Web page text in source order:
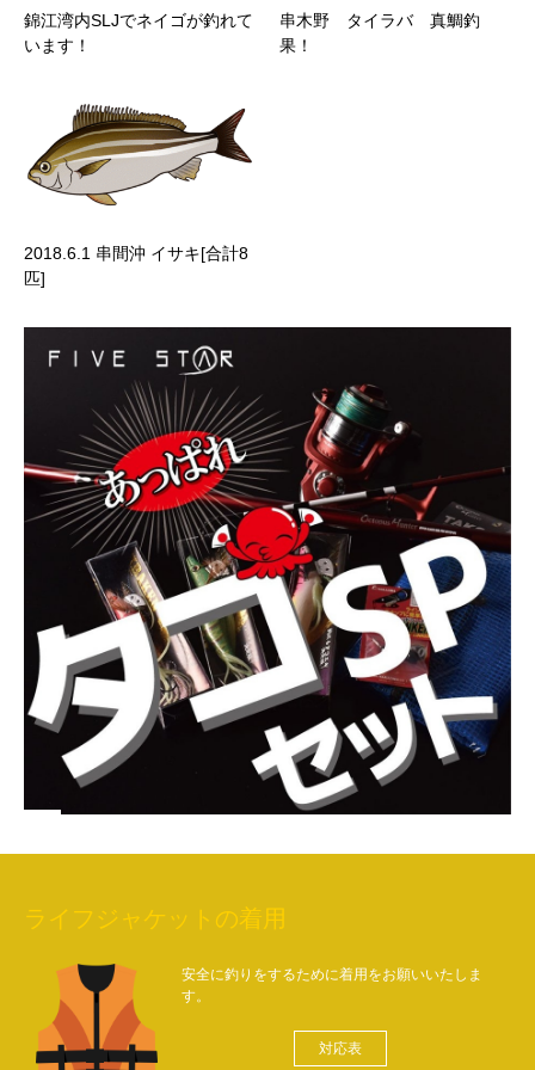
錦江湾内SLJでネイゴが釣れて
います！
串木野 タイラバ 真鯛釣
果！
2018.6.1 串間沖 イサキ[合計8
匹]
ライフジャケットの着用
安全に釣りをするために着用をお願いいたしま
す。
対応表